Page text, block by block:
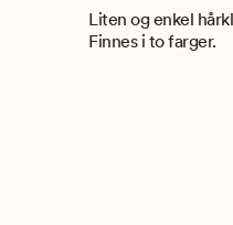
Liten og enkel
Finnes i to farger.